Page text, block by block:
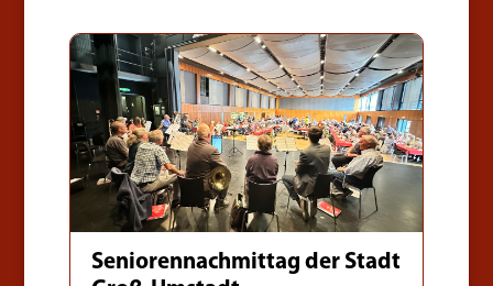
Seniorennachmittag der Stadt